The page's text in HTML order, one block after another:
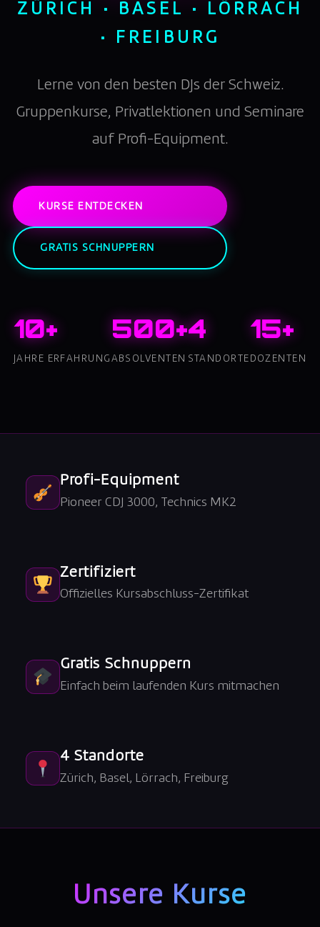
ZÜRICH · BASEL · LÖRRACH
· FREIBURG
Lerne von den besten DJs der Schweiz.
Gruppenkurse, Privatlektionen und Seminare
auf Profi-Equipment.
KURSE ENTDECKEN
GRATIS SCHNUPPERN
10+
JAHRE ERFAHRUNG
500+
ABSOLVENTEN
4
STANDORTE
15+
DOZENTEN
Profi-Equipment
Pioneer CDJ 3000, Technics MK2
Zertifiziert
Offizielles Kursabschluss-Zertifikat
Gratis Schnuppern
Einfach beim laufenden Kurs mitmachen
4 Standorte
Zürich, Basel, Lörrach, Freiburg
Unsere Kurse